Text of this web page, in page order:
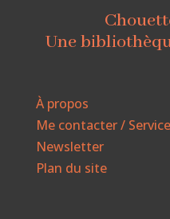
Une
À propos
Me contacter /
Newsletter
Plan du site